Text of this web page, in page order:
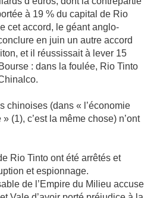
à 19 % du capital de Rio
cet accord, le géant anglo-
en juin un autre accord
et il réussissait à lever 15
: dans la foulée, Rio Tinto
chinoises (dans « l’économie
(1), c’est la même chose) n’ont
Rio Tinto ont été arrêtés et
et espionnage.
de l’Empire du Milieu accuse